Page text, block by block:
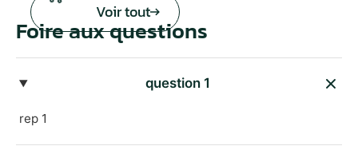
Voir tout
Foire aux questions
question 1
rep 1